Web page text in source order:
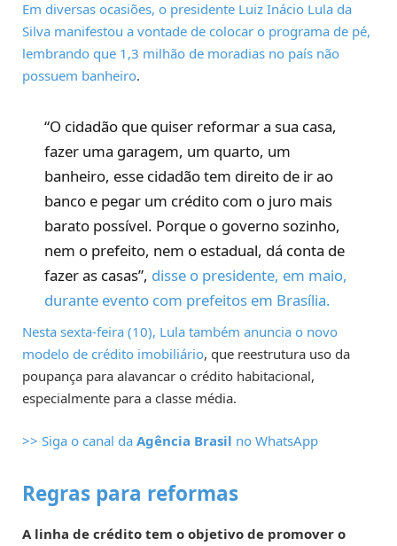
Em diversas ocasiões, o presidente Luiz Inácio Lula da
Silva manifestou a vontade de colocar o programa de pé,
lembrando que 1,3 milhão de moradias no país não
possuem banheiro.
“O cidadão que quiser reformar a sua casa,
fazer uma garagem, um quarto, um
banheiro, esse cidadão tem direito de ir ao
banco e pegar um crédito com o juro mais
barato possível. Porque o governo sozinho,
nem o prefeito, nem o estadual, dá conta de
fazer as casas”, disse o presidente, em maio,
durante evento com prefeitos em Brasília.
Nesta sexta-feira (10), Lula também anuncia o novo
modelo de crédito imobiliário, que reestrutura uso da
poupança para alavancar o crédito habitacional,
especialmente para a classe média.
>> Siga o canal da Agência Brasil no WhatsApp
Regras para reformas
A linha de crédito tem o objetivo de promover o